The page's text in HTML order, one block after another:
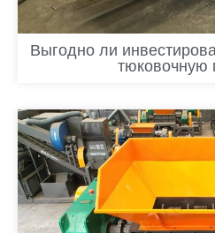
Выгодно ли
тюковочную